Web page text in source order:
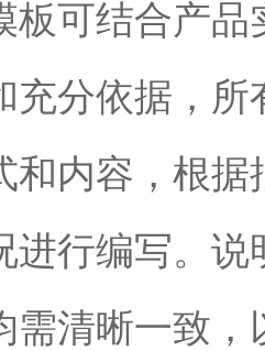
板可结合产
充分依据，
和内容，根
进行编写。
需清晰一致